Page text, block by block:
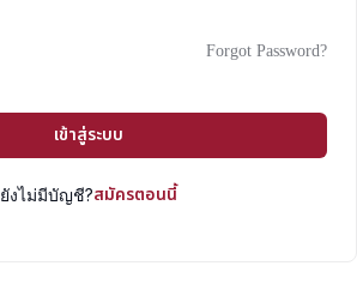
Forgot Password?
เข้าสู่ระบบ
ยังไม่มีบัญชี?สมัครตอนนี้